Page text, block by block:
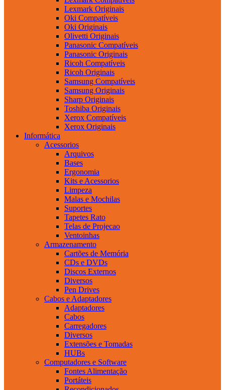
Lexmark Originais
Oki Compatíveis
Oki Originais
Olivetti Originais
Panasonic Compatíveis
Panasonic Originais
Ricoh Compatíveis
Ricoh Originais
Samsung Compatíveis
Samsung Originais
Sharp Originais
Toshiba Originais
Xerox Compatíveis
Xerox Originais
Informática
Acessorios
Arquivos
Bases
Ergonomia
Kits e Acessorios
Limpeza
Malas e Mochilas
Suportes
Tapetes Rato
Telas de Projecao
Ventoinhas
Armazenamento
Cartões de Memória
CDs e DVDs
Discos Externos
Diversos
Pen Drives
Cabos e Adaptadores
Adaptadores
Cabos
Carregadores
Diversos
Extensões e Tomadas
HUBs
Computadores e Software
Fontes Alimentação
Portáteis